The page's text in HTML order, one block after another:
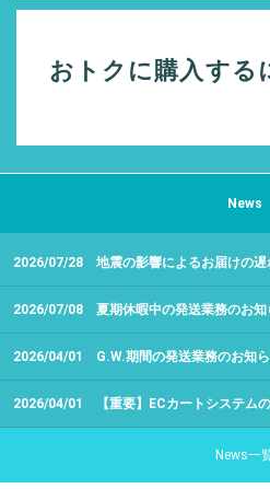
おトクに購入する
News
2026/07/28 地震の影響によるお届けの遅
2026/07/08 夏期休暇中の発送業務のお知
2026/04/01 G.W.期間の発送業務のお知
2026/04/01 【重要】ECカートシステム
News一